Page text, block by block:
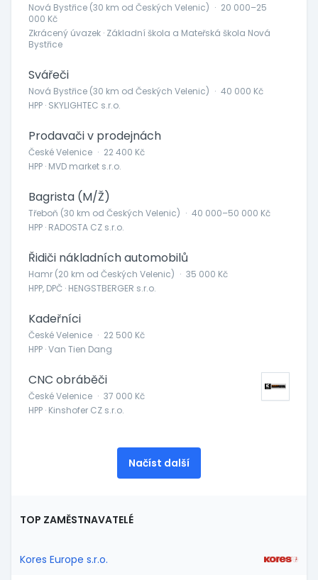
Nová Bystřice (30 km od Českých Velenic) · 20 000–25
000 Kč
Zkrácený úvazek · Základní škola a Mateřská škola Nová
Bystřice
Svářeči
Nová Bystřice (30 km od Českých Velenic) · 40 000 Kč
HPP · SKYLIGHTEC s.r.o.
Prodavači v prodejnách
České Velenice · 22 400 Kč
HPP · MVD market s.r.o.
Bagrista (M/Ž)
Třeboň (30 km od Českých Velenic) · 40 000–50 000 Kč
HPP · RADOSTA CZ s.r.o.
Řidiči nákladních automobilů
Hamr (20 km od Českých Velenic) · 35 000 Kč
HPP, DPČ · HENGSTBERGER s.r.o.
Kadeřníci
České Velenice · 22 500 Kč
HPP · Van Tien Dang
CNC obráběči
České Velenice · 37 000 Kč
HPP · Kinshofer CZ s.r.o.
Načíst další
TOP ZAMĚSTNAVATELÉ
Kores Europe s.r.o.